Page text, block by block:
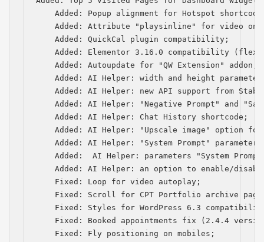
Added: Popup alignment for Hotspot
Added: Attribute "playsinline" for video on
    Added: QuickCal plugin compatibility;
Added: Elementor 3.16.0 compatibility
    Added: Autoupdate for "QW Extension" addon;
Added: AI Helper: width and height
Added: AI Helper: new API support from
Added: AI Helper: "Negative Prompt" and
    Added: AI Helper: Chat History shortcode;
Added: AI Helper: "Upscale image" option
Added: AI Helper: "System Prompt" parameter
Added:  AI Helper: рarameters "System
Added: AI Helper: an option to enable/
    Fixed: Loop for video autoplay;
Fixed: Scroll for CPT Portfolio archive
Fixed: Styles for WordPress 6.3
Fixed: Booked appointments fix (2.4.4
    Fixed: Fly positioning on mobiles;